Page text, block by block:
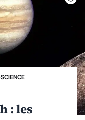
SCIENCE
: les